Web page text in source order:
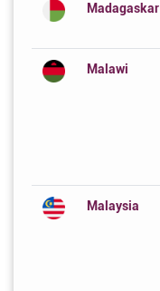
Madagaskar
Malawi
Malaysia